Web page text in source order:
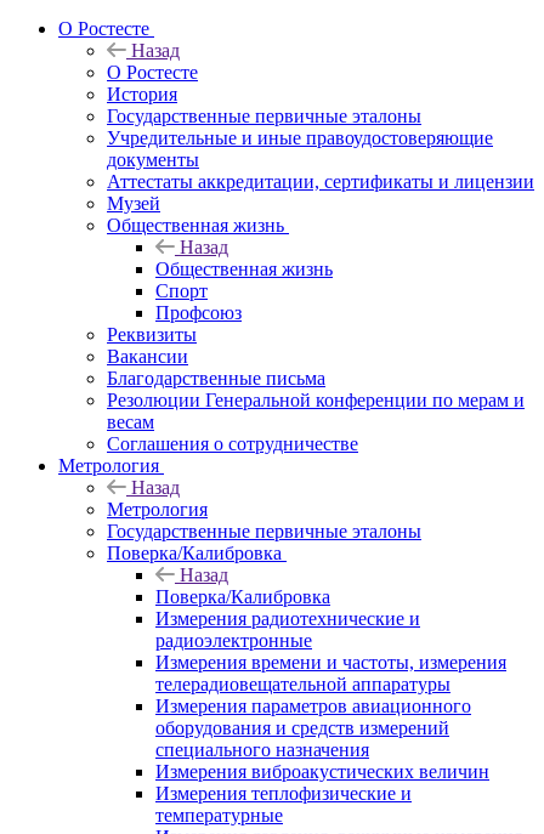
О Ростесте
Назад
О Ростесте
История
Государственные первичные эталоны
Учредительные и иные правоудостоверяющие
документы
Аттестаты аккредитации, сертификаты и лицензии
Музей
Общественная жизнь
Назад
Общественная жизнь
Спорт
Профсоюз
Реквизиты
Вакансии
Благодарственные письма
Резолюции Генеральной конференции по мерам и
весам
Соглашения о сотрудничестве
Метрология
Назад
Метрология
Государственные первичные эталоны
Поверка/Калибровка
Назад
Поверка/Калибровка
Измерения радиотехнические и
радиоэлектронные
Измерения времени и частоты, измерения
телерадиовещательной аппаратуры
Измерения параметров авиационного
оборудования и средств измерений
специального назначения
Измерения виброакустических величин
Измерения теплофизические и
температурные